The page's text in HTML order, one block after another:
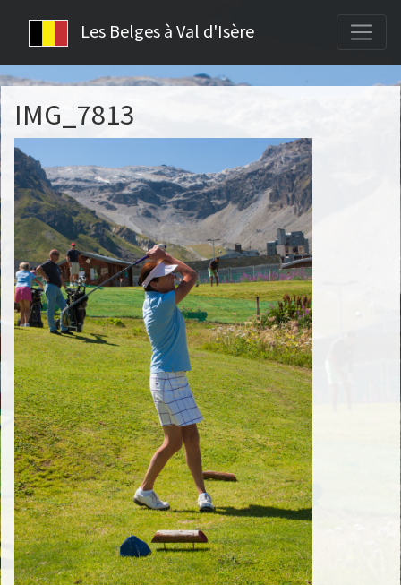
Les Belges à Val d'Isère
IMG_7813